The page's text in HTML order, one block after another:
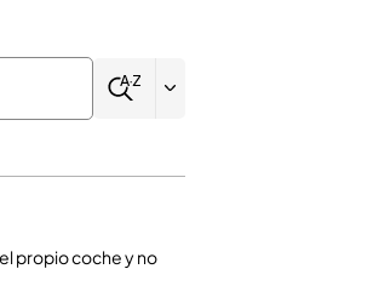
propio coche y no